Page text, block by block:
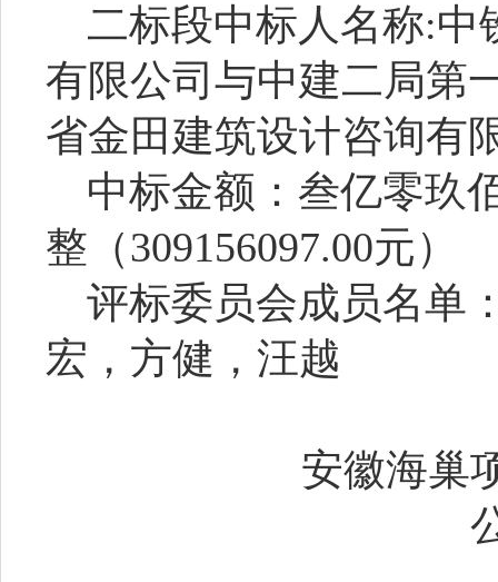
二标段中标人名称:中
有限公司与中建二局第
省金田建筑设计咨询有
中标金额：叁亿零玖
整（
评标委员会成员名单
宏，方健，汪越
安徽海巢